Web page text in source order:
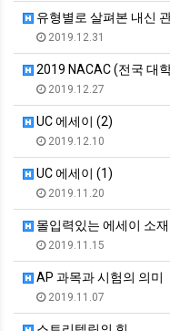
유형별로 살펴본 내신
2019.12.31
2019 NACAC (전국 대
2019.12.27
UC 에세이 (2)
2019.12.10
UC 에세이 (1)
2019.11.20
몰입력있는 에세이 소
2019.11.15
AP 과목과 시험의 의미
2019.11.07